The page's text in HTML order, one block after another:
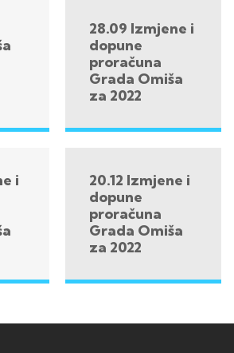
28.09 Izmjene i
dopune
proračuna
Grada Omiša
za 2022
i
20.12 Izmjene i
dopune
proračuna
Grada Omiša
za 2022